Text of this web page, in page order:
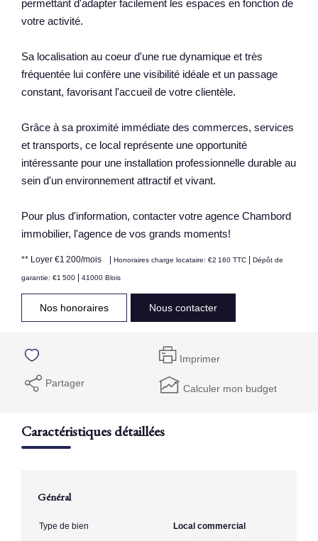
permettant d'adapter facilement les espaces en fonction de
votre activité.
Sa localisation au coeur d'une rue dynamique et très
fréquentée lui confère une visibilité idéale et un passage
constant, favorisant l'accueil de votre clientèle.
Grâce à sa proximité immédiate des commerces, services
et transports, ce local représente une opportunité
intéressante pour une installation professionnelle durable au
sein d'un environnement attractif et vivant.
Pour plus d'information, contacter votre agence Chambord
immobilier, l'agence de vos grands moments!
** Loyer €1 200/mois | Honoraires charge locataire: €2 160 TTC | Dépôt de
garantie: €1 500 | 41000 Blois
Nos honoraires Nous contacter
Imprimer
Partager Calculer mon budget
Caractéristiques détaillées
Général
Type de bien Local commercial